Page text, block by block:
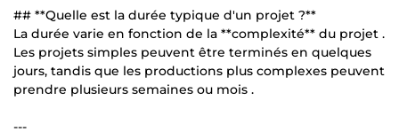
## **Quelle est la durée typique d'un projet ?**
La durée varie en fonction de la **complexité** du projet .
Les projets simples peuvent être terminés en quelques
jours, tandis que les productions plus complexes peuvent
prendre plusieurs semaines ou mois .
---